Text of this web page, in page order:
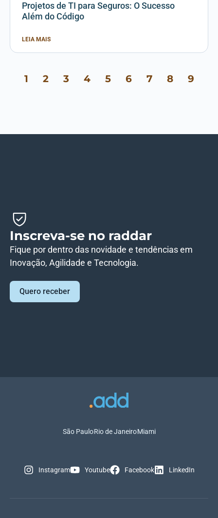
Projetos de TI para Seguros: O Sucesso
Além do Código
LEIA MAIS
1 2 3 4 5 6 7 8 9
Inscreva-se no raddar
Fique por dentro das novidade e tendências em
Inovação, Agilidade e Tecnologia.
Quero receber
São PauloRio de JaneiroMiami
Instagram Youtube Facebook LinkedIn